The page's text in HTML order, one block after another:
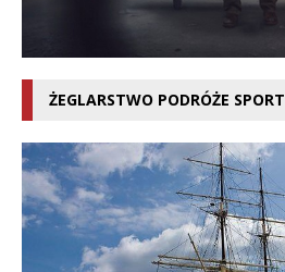
ŻEGLARSTWO PODRÓŻE SPORT